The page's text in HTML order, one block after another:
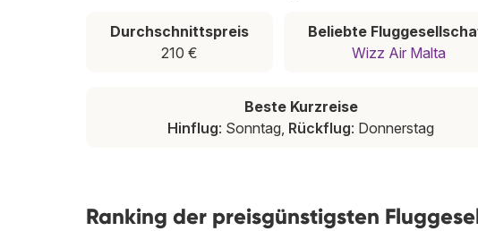
Durchschnittspreis
210 €
Beliebte
Wizz Air Malta
Beste Kurzreise
Hinflug: Sonntag, Rückflug: Donnerstag
Ranking der preisgünstigsten